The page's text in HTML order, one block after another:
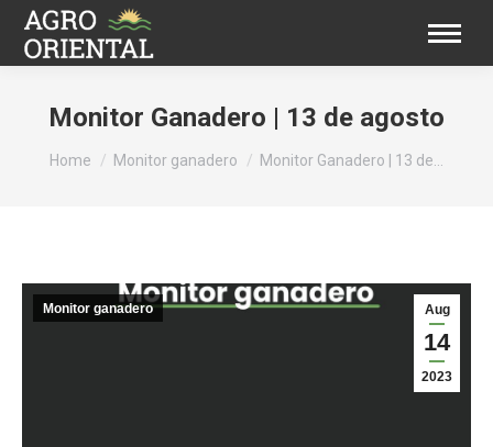
Monitor Ganadero | 13 de agosto
You are here:
Home Monitor ganadero Monitor Ganadero | 13 de…
Aug
14
2023
Monitor ganadero